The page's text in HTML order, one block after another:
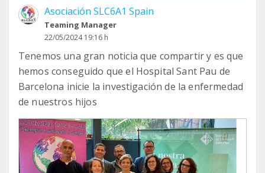
Asociación SLC6A1 Spain
Teaming Manager
22/05/2024 19:16 h
Tenemos una gran noticia que compartir y es que
hemos conseguido que el Hospital Sant Pau de
Barcelona inicie la investigación de la enfermedad
de nuestros hijos